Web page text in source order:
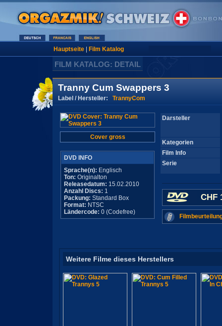
Hauptseite| Film Katalog
FILM KATALOG: DETAIL
Tranny Cum Swappers 3
Label / Hersteller: TrannyCom
Cover gross
DVD INFO
Sprache(n): Englisch
Ton: Originalton
Releasedatum: 15.02.2010
Anzahl Discs: 1
Packung: Standard Box
Format: NTSC
Ländercode: 0 (Codefree)
Darsteller
Kategorien
Film Info
Serie
CHF
Weitere Filme dieses Herstellers